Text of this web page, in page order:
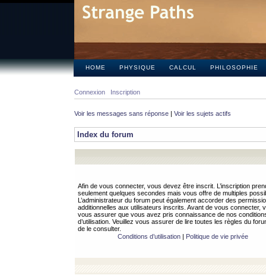
HOME PHYSIQUE CALCUL PHILOSOPHIE
Connexion Inscription
Voir les messages sans réponse | Voir les sujets actifs
Index du forum
Afin de vous connecter, vous devez être inscrit. L’inscription
seulement quelques secondes mais vous offre de multiples
L’administrateur du forum peut également accorder des
additionnelles aux utilisateurs inscrits. Avant de vous connecter,
vous assurer que vous avez pris connaissance de nos
d’utilisation. Veuillez vous assurer de lire toutes les règles du
de le consulter.
Conditions d’utilisation| Politique de vie privée